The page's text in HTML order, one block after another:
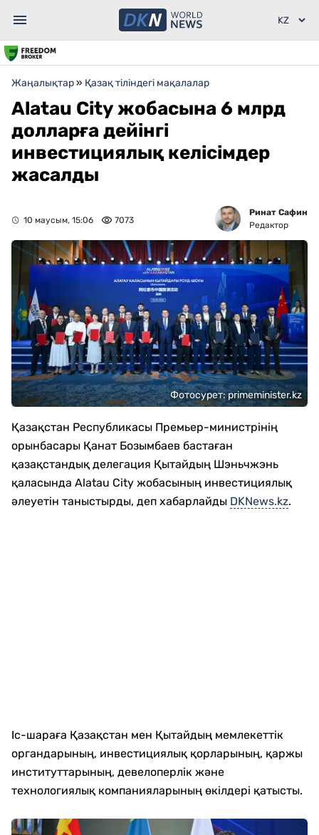
Жаңалықтар» Қазақ тіліндегі мақалалар
Alatau City жобасына 6 млрд
долларға дейінгі
инвестициялық келісімдер
жасалды
10 маусым, 15:06 7073
Ринат Сафин
Редактор
Фотосурет: primeminister.kz
Қазақстан Республикасы Премьер-министрінің
орынбасары Қанат Бозымбаев бастаған
қазақстандық делегация Қытайдың Шэньчжэнь
қаласында Alatau City жобасының инвестициялық
әлеуетін таныстырды, деп хабарлайды DKNews.kz.
Іс-шараға Қазақстан мен Қытайдың мемлекеттік
органдарының, инвестициялық қорларының, қаржы
институттарының, девелоперлік және
технологиялық компанияларының өкілдері қатысты.